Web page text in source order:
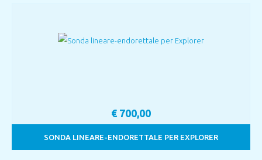
SONDA LINEARE-ENDORETTALE PER EXPLORER
€ 700,00